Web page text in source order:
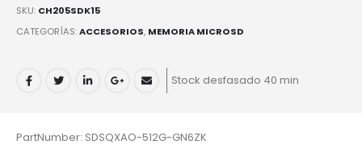
SKU: CH205SDK15
CATEGORÍAS:ACCESORIOS, MEMORIA MICROSD
Stock desfasado 40 min
PartNumber: SDSQXAO-512G-GN6ZK